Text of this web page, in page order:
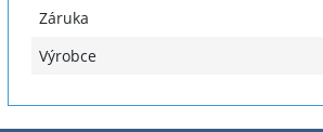
Záruka
Výrobce